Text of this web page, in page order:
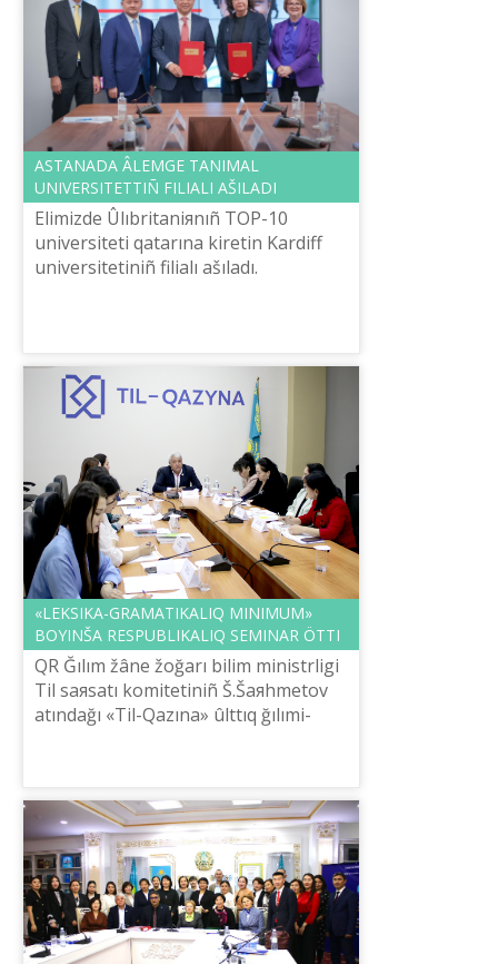
ASTANADA ÂLEMGE TANIMAL
UNIVERSITETTІÑ FILIALI AŠILADI
Elіmіzde Ûlıbritaniяnıñ TOP-10
universitetі qatarına kіretіn Kardiff
universitetіnіñ filialı ašıladı.
«LEKSIKA-GRAMATIKALIQ MINIMUM»
BOYINŠA RESPUBLIKALIQ SEMINAR ÖTTІ
QR Ğılım žâne žoğarı bіlіm ministrlіgі
Tіl saяsatı komitetіnіñ Š.Šaяhmetov
atındağı «Tіl-Qazına» ûlttıq ğılımi-